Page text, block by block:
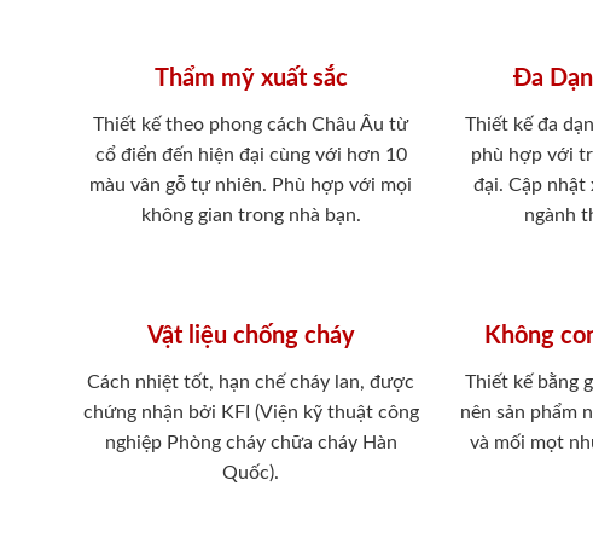
Thẩm mỹ xuất sắc
Thiết kế theo phong cách Châu Âu từ
cổ điển đến hiện đại cùng với hơn 10
màu vân gỗ tự nhiên. Phù hợp với mọi
không gian trong nhà bạn.
Đa
Thiết kế đa
phù hợp với
đại. Cập
ngành
Vật liệu chống cháy
Cách nhiệt tốt, hạn chế cháy lan, được
chứng nhận bởi KFI (Viện kỹ thuật công
nghiệp Phòng cháy chữa cháy Hàn
Quốc).
Không
Thiết kế bằng
nên sản phẩm
và mối mọt